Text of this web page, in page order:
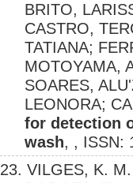
BRITO,
CASTRO,
TATIANA;
MOTOYAMA,
SOARES,
LEONORA;
for detection
wash, , ISSN:
23. VILGES, K.